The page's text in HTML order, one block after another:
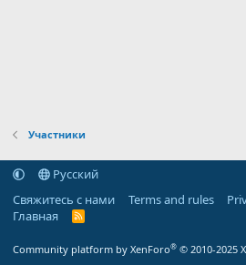
Участники
Русский
Свяжитесь с нами
Terms and rules
Главная
R
Community platform by XenForo® © 2010-2025